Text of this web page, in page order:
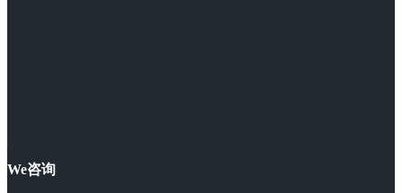
We咨询